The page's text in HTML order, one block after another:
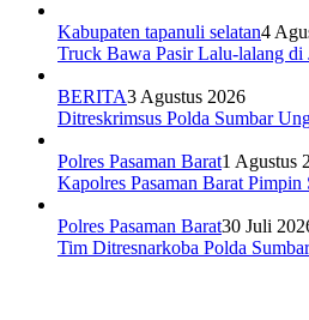
Kabupaten tapanuli selatan4
Truck Bawa Pasir Lalu-lalang
BERITA3 Agustus 2026
Ditreskrimsus Polda Sumbar
Polres Pasaman Barat1 Agustus
Kapolres Pasaman Barat
Polres Pasaman Barat30 Juli
Tim Ditresnarkoba Polda